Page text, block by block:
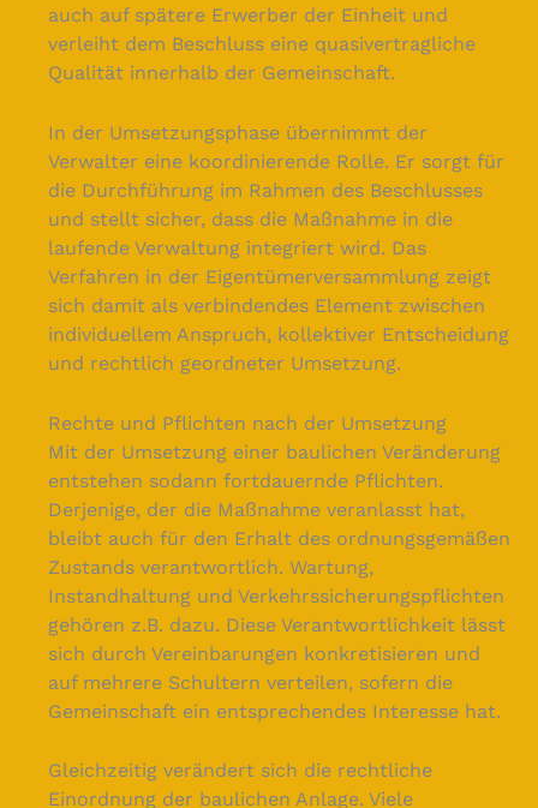
auch auf spätere Erwerber der Einheit und
verleiht dem Beschluss eine quasivertragliche
Qualität innerhalb der Gemeinschaft.
In der Umsetzungsphase übernimmt der
Verwalter eine koordinierende Rolle. Er sorgt für
die Durchführung im Rahmen des Beschlusses
und stellt sicher, dass die Maßnahme in die
laufende Verwaltung integriert wird. Das
Verfahren in der Eigentümerversammlung zeigt
sich damit als verbindendes Element zwischen
individuellem Anspruch, kollektiver Entscheidung
und rechtlich geordneter Umsetzung.
Rechte und Pflichten nach der Umsetzung
Mit der Umsetzung einer baulichen Veränderung
entstehen sodann fortdauernde Pflichten.
Derjenige, der die Maßnahme veranlasst hat,
bleibt auch für den Erhalt des ordnungsgemäßen
Zustands verantwortlich. Wartung,
Instandhaltung und Verkehrssicherungspflichten
gehören z.B. dazu. Diese Verantwortlichkeit lässt
sich durch Vereinbarungen konkretisieren und
auf mehrere Schultern verteilen, sofern die
Gemeinschaft ein entsprechendes Interesse hat.
Gleichzeitig verändert sich die rechtliche
Einordnung der baulichen Anlage. Viele